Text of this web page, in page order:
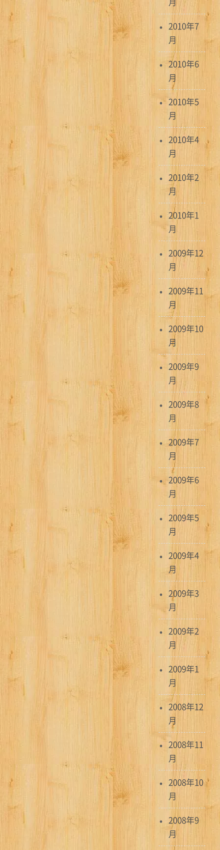
2010年7
月
2010年6
月
2010年5
月
2010年4
月
2010年2
月
2010年1
月
2009年12
月
2009年11
月
2009年10
月
2009年9
月
2009年8
月
2009年7
月
2009年6
月
2009年5
月
2009年4
月
2009年3
月
2009年2
月
2009年1
月
2008年12
月
2008年11
月
2008年10
月
2008年9
月